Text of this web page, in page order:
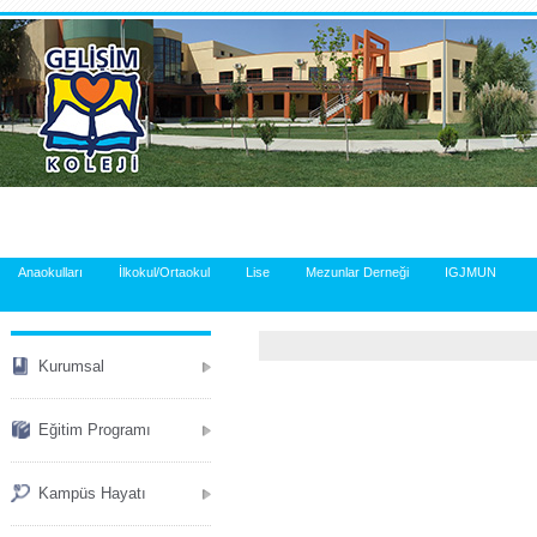
.
Anaokulları İlkokul/Ortaokul Lise Mezunlar Derneği IGJMUN
Kurumsal
Eğitim Programı
Kampüs Hayatı